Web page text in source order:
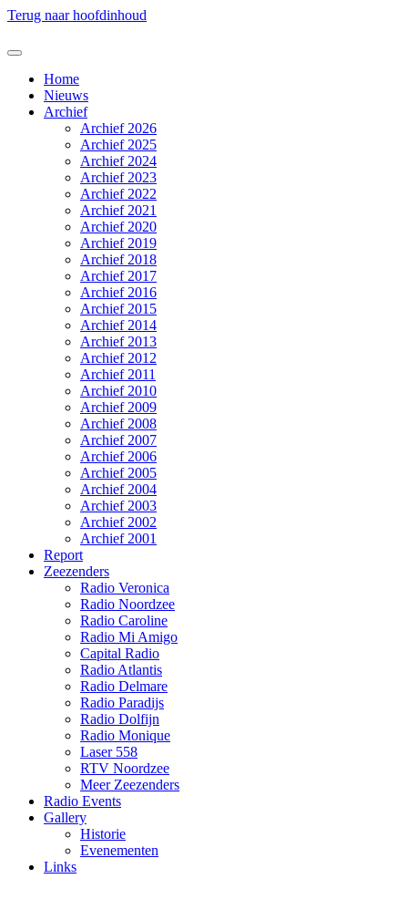
Terug naar hoofdinhoud
Home
Nieuws
Archief
Archief 2026
Archief 2025
Archief 2024
Archief 2023
Archief 2022
Archief 2021
Archief 2020
Archief 2019
Archief 2018
Archief 2017
Archief 2016
Archief 2015
Archief 2014
Archief 2013
Archief 2012
Archief 2011
Archief 2010
Archief 2009
Archief 2008
Archief 2007
Archief 2006
Archief 2005
Archief 2004
Archief 2003
Archief 2002
Archief 2001
Report
Zeezenders
Radio Veronica
Radio Noordzee
Radio Caroline
Radio Mi Amigo
Capital Radio
Radio Atlantis
Radio Delmare
Radio Paradijs
Radio Dolfijn
Radio Monique
Laser 558
RTV Noordzee
Meer Zeezenders
Radio Events
Gallery
Historie
Evenementen
Links